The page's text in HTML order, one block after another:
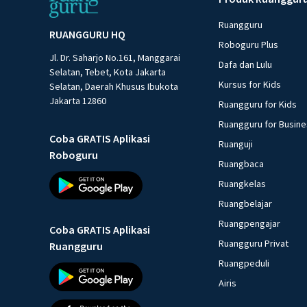
RUANGGURU HQ
Jl. Dr. Saharjo No.161, Manggarai
Selatan, Tebet, Kota Jakarta
Selatan, Daerah Khusus Ibukota
Jakarta 12860
Coba GRATIS Aplikasi
Roboguru
Coba GRATIS Aplikasi
Ruangguru
Ruangguru
Roboguru Plus
Dafa dan Lulu
Kursus for Kids
Ruangguru for Kids
Ruangguru for
Ruanguji
Ruangbaca
Ruangkelas
Ruangbelajar
Ruangpengajar
Ruangguru Privat
Ruangpeduli
Airis